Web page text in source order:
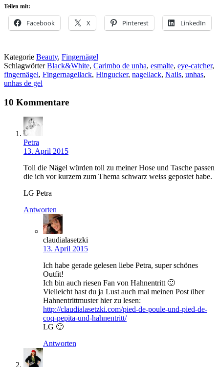
Teilen mit:
Facebook X Pinterest LinkedIn
Kategorie Beauty, Fingernägel
SchlagwörterBlack&White, Carimbo de unha, esmalte, eye-catcher,
fingernägel, Fingernagellack, Hingucker, nagellack, Nails, unhas,
unhas de gel
10 Kommentare
Petra
13. April 2015
Toll die Nägel würden toll zu meiner Hose und Tasche passen
die ich vor kurzem zum Thema schwarz weiss gepostet habe.
LG Petra
Antworten
claudialasetzki
13. April 2015
Ich habe gerade gelesen liebe Petra, super schönes
Outfit!
Ich bin auch riesen Fan von Hahnentritt 🙂
Vielleicht hast du ja Lust auch mal meinen Post über
Hahnentrittmuster hier zu lesen:
http://claudialasetzki.com/pied-de-poule-und-pied-de-
coq-pepita-und-hahnentritt/
LG 🙂
Antworten